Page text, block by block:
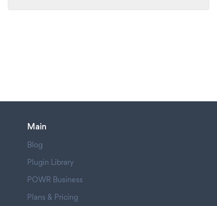
Main
Blog
Plugin Library
POWR Business
Plans & Pricing